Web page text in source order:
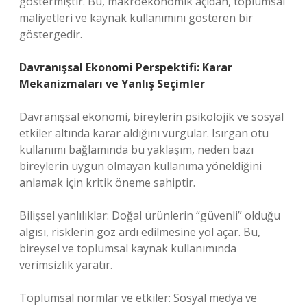
maliyetleri ve kaynak kullanımını gösteren bir
göstergedir.
Davranışsal Ekonomi Perspektifi: Karar
Mekanizmaları ve Yanlış Seçimler
Davranışsal ekonomi, bireylerin psikolojik ve sosyal
etkiler altında karar aldığını vurgular. Isırgan otu
kullanımı bağlamında bu yaklaşım, neden bazı
bireylerin uygun olmayan kullanıma yöneldiğini
anlamak için kritik öneme sahiptir.
Bilişsel yanlılıklar: Doğal ürünlerin “güvenli” olduğu
algısı, risklerin göz ardı edilmesine yol açar. Bu,
bireysel ve toplumsal kaynak kullanımında
verimsizlik yaratır.
Toplumsal normlar ve etkiler: Sosyal medya ve